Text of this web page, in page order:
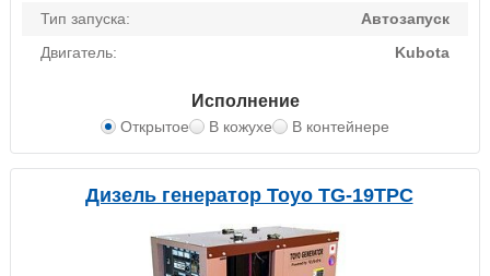
Тип запуска:
Автозапуск
Двигатель:
Kubota
Исполнение
Открытое В кожухе В контейнере
Дизель генератор Toyo TG-19TPC